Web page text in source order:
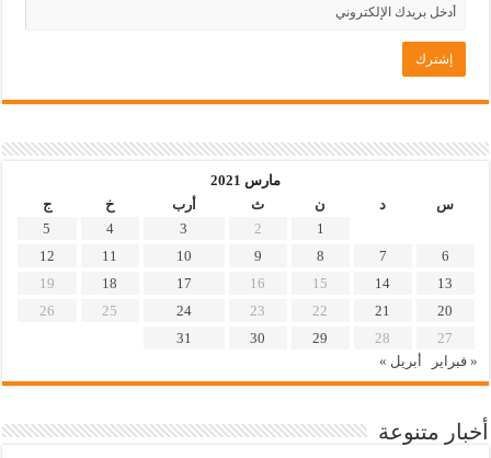
مارس 2021
س
د ن ث أرب خ
ج
1
2
3
4
5
6
7
8
9
10
11
12
13
14
15
16
17
18
19
20
21
22
23
24
25
26
27
28
29
30
31
« فبراير
أبريل »
أخبار متنوعة